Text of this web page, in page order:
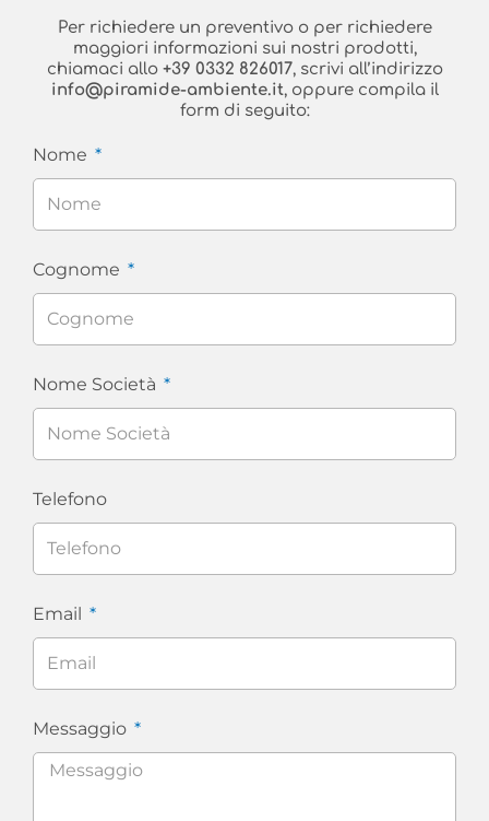
Per richiedere un preventivo o per richiedere
maggiori informazioni sui nostri prodotti,
chiamaci allo +39 0332 826017, scrivi all’indirizzo
info@piramide-ambiente.it, oppure compila il
form di seguito:
Nome
Cognome
Nome Società
Telefono
Email
Messaggio